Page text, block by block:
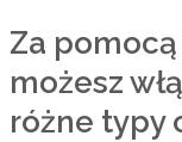
Za
możesz
różne typy